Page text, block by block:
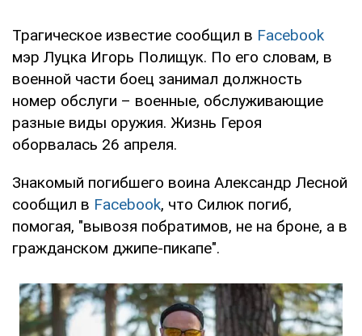
Трагическое известие сообщил в Facebook
мэр Луцка Игорь Полищук. По его словам, в
военной части боец занимал должность
номер обслуги – военные, обслуживающие
разные виды оружия. Жизнь Героя
оборвалась 26 апреля.
Знакомый погибшего воина Александр Лесной
сообщил в Facebook, что Силюк погиб,
помогая, "вывозя побратимов, не на броне, а в
гражданском джипе-пикапе".